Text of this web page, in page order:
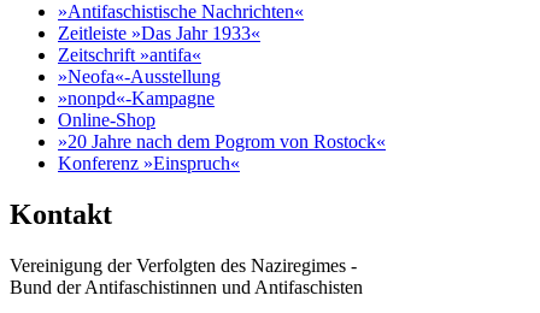
»Antifaschistische Nachrichten«
Zeitleiste »Das Jahr 1933«
Zeitschrift »antifa«
»Neofa«-Ausstellung
»nonpd«-Kampagne
Online-Shop
»20 Jahre nach dem Pogrom von Rostock«
Konferenz »Einspruch«
Kontakt
Vereinigung der Verfolgten des Naziregimes -
Bund der Antifaschistinnen und Antifaschisten